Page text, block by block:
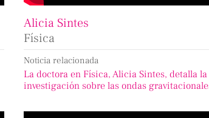
Alicia Sintes
Física
Noticia relacionada
La doctora en Física, Alicia Sintes, detalla la
investigación sobre las ondas